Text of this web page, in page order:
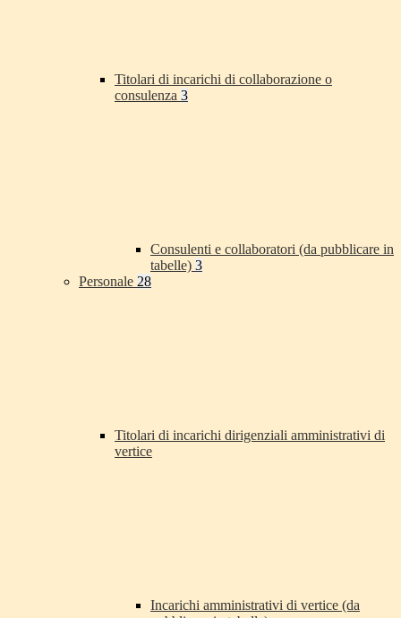
Titolari di incarichi di collaborazione o
consulenza 3
Consulenti e collaboratori (da pubblicare in
tabelle) 3
Personale 28
Titolari di incarichi dirigenziali amministrativi di
vertice
Incarichi amministrativi di vertice (da